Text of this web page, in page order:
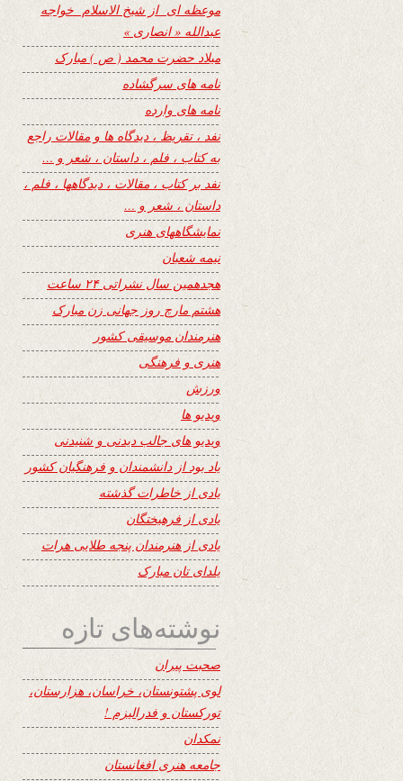
موعظه ای از شیخ الاسلام خواجه
عبدالله « انصاری »
میلاد حضرت محمد ( ص ) مبارک
نامه های سرگشاده
نامه های وارده
نفد ، تقریظ ، دیدگاه ها و مقالات راجع
به کتاب ، فلم ، داستان ، شعر و …
نفد بر کتاب ، مقالات ، دیدگاهها ، فلم ،
داستان ، شعر و …
نمایشگاههای هنری
نیمه شعبان
هجدهمین سال نشراتی ۲۴ ساعت
هشتم مارچ روز جهانی زن مبارک
هنرمندان موسیقی کشور
هنری و فرهنگی
ورزش
ویدیو ها
ویدیو های جالب دیدنی و شنیدنی
یاد بود از دانشمندان و فرهنگیان کشور
یادی از خاطرات گذشته
یادی از فرهیختگان
یادی از هنرمندان پنجه طلایی هرات
یلدای تان مبارک
نوشته‌های تازه
صحبت پیران
لوی پشتونستان، خراسان، هزارستان،
تورکستان و فدرالیزم !
نمکدان
جامعه هنری افغانستان